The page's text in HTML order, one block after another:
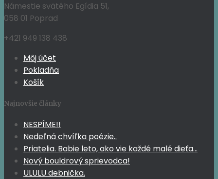
Námestie svätého Egídia 51,
058 01 Poprad
+421 949 138 438
Môj účet
Pokladňa
Košík
Najnovšie články
NESPÍME!!
Nedeľná chvíľka poézie..
Priatelia. Babie leto, ako vie každé malé dieťa…
Nový bouldrový sprievodca!
ULULU debnička.